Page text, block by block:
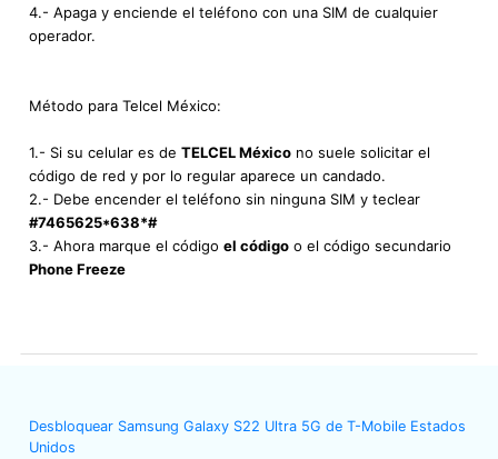
4.- Apaga y enciende el teléfono con una SIM de cualquier
operador.
Método para Telcel México:
1.- Si su celular es de TELCEL México no suele solicitar el
código de red y por lo regular aparece un candado.
2.- Debe encender el teléfono sin ninguna SIM y teclear
#7465625*638*#
3.- Ahora marque el código el código o el código secundario
Phone Freeze
Desbloquear Samsung Galaxy S22 Ultra 5G de T-Mobile Estados
Unidos